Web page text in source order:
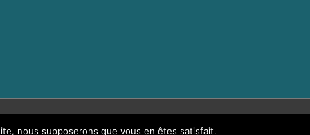
nous supposerons que vous en êtes satisfait.